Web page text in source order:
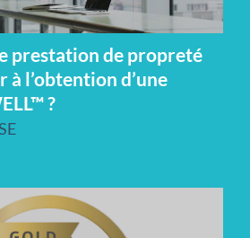
prestation de propreté
l’obtention d’une
?